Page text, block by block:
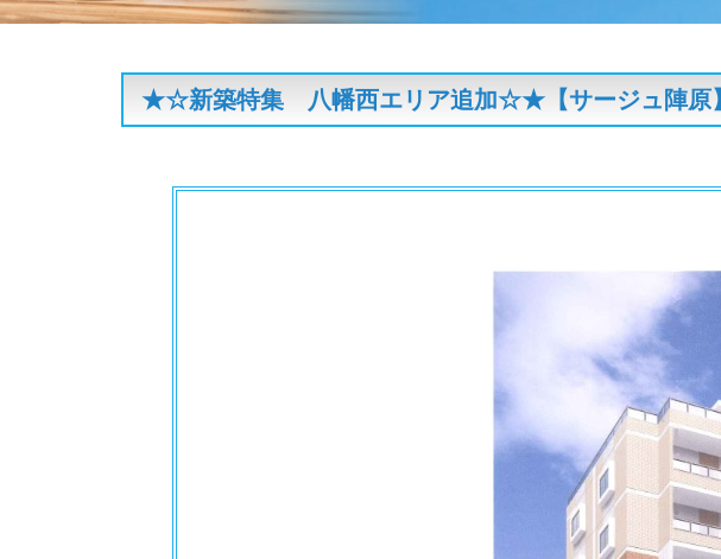
★☆新築特集 八幡西エリア追加☆★【サージュ陣原】